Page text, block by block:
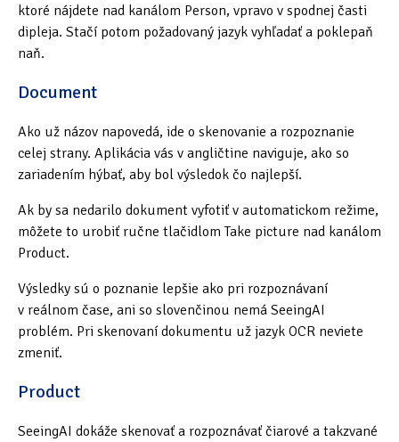
ktoré nájdete nad kanálom Person, vpravo v spodnej časti
dipleja. Stačí potom požadovaný jazyk vyhľadať a poklepaň
naň.
Document
Ako už názov napovedá, ide o skenovanie a rozpoznanie
celej strany. Aplikácia vás v angličtine naviguje, ako so
zariadením hýbať, aby bol výsledok čo najlepší.
Ak by sa nedarilo dokument vyfotiť v automatickom režime,
môžete to urobiť ručne tlačidlom Take picture nad kanálom
Product.
Výsledky sú o poznanie lepšie ako pri rozpoznávaní
v reálnom čase, ani so slovenčinou nemá SeeingAI
problém. Pri skenovaní dokumentu už jazyk OCR neviete
zmeniť.
Product
SeeingAI dokáže skenovať a rozpoznávať čiarové a takzvané